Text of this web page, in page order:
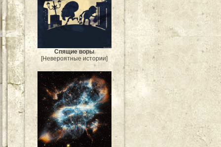
Спящие воры
[Невероятные истории]